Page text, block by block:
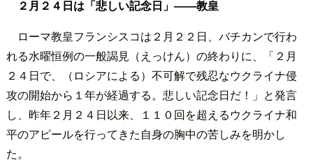
２月２４日は「悲しい記念日」――教皇
ローマ教皇フランシスコは２月２２日、バチカンで行わ
れる水曜恒例の一般謁見（えっけん）の終わりに、「２月
２４日で、（ロシアによる）不可解で残忍なウクライナ侵
攻の開始から１年が経過する。悲しい記念日だ！」と発言
し、昨年２月２４日以来、１１０回を超えるウクライナ和
平のアピールを行ってきた自身の胸中の苦しみを明かし
た。